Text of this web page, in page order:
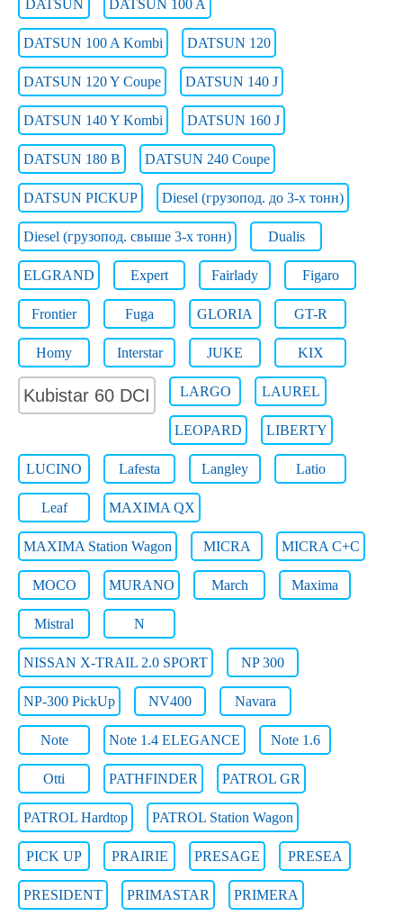
DATSUN DATSUN 100 A
DATSUN 100 A Kombi DATSUN 120
DATSUN 120 Y Coupe DATSUN 140 J
DATSUN 140 Y Kombi DATSUN 160 J
DATSUN 180 B DATSUN 240 Coupe
DATSUN PICKUP Diesel (грузопод. до 3-х тонн)
Diesel (грузопод. свыше 3-х тонн) Dualis
ELGRAND Expert Fairlady Figaro
Frontier Fuga GLORIA GT-R
Homy Interstar JUKE KIX
Kubistar 60 DCI LARGO LAUREL
LEOPARD LIBERTY
LUCINO Lafesta Langley Latio
Leaf MAXIMA QX
MAXIMA Station Wagon MICRA MICRA C+C
MOCO MURANO March Maxima
Mistral N
NISSAN X-TRAIL 2.0 SPORT NP 300
NP-300 PickUp NV400 Navara
Note Note 1.4 ELEGANCE Note 1.6
Otti PATHFINDER PATROL GR
PATROL Hardtop PATROL Station Wagon
PICK UP PRAIRIE PRESAGE PRESEA
PRESIDENT PRIMASTAR PRIMERA